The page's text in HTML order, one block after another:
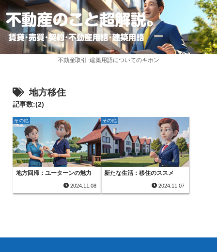
不動産取引･建築用語についてのキホン
地方移住
記事数:(2)
その他
地方回帰：ユーターンの魅力
2024.11.08
その他
新たな生活：移住のススメ
2024.11.07